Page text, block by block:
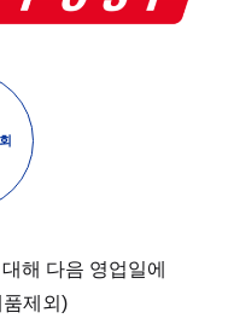
해 다음 영업일에
제외)